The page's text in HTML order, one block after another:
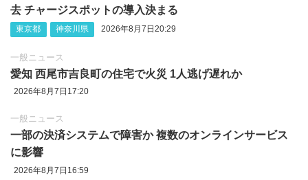
去 チャージスポットの導入決まる
東京都 神奈川県 2026年8月7日20:29
一般ニュース
愛知 西尾市吉良町の住宅で火災 1人逃げ遅れか
2026年8月7日17:20
一般ニュース
一部の決済システムで障害か 複数のオンラインサービス
に影響
2026年8月7日16:59